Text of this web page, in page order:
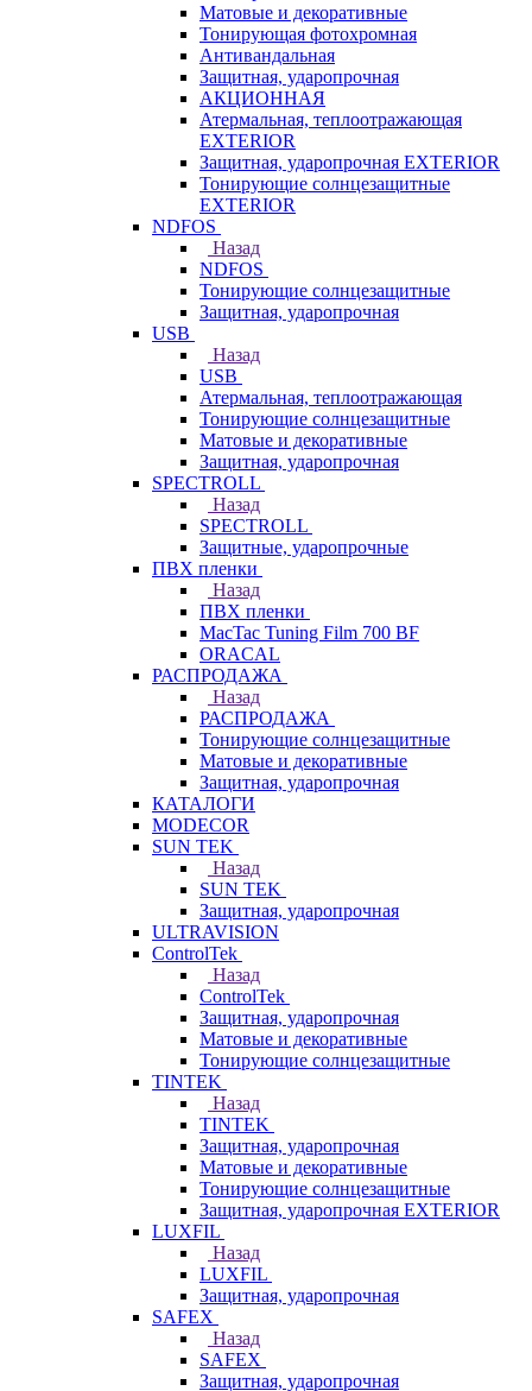
Матовые и декоративные
Тонирующая фотохромная
Антивандальная
Защитная, ударопрочная
АКЦИОННАЯ
Атермальная, теплоотражающая
EXTERIOR
Защитная, ударопрочная EXTERIOR
Тонирующие солнцезащитные
EXTERIOR
NDFOS
Назад
NDFOS
Тонирующие солнцезащитные
Защитная, ударопрочная
USB
Назад
USB
Атермальная, теплоотражающая
Тонирующие солнцезащитные
Матовые и декоративные
Защитная, ударопрочная
SPECTROLL
Назад
SPECTROLL
Защитные, ударопрочные
ПВХ пленки
Назад
ПВХ пленки
MacTac Tuning Film 700 BF
ORACAL
РАСПРОДАЖА
Назад
РАСПРОДАЖА
Тонирующие солнцезащитные
Матовые и декоративные
Защитная, ударопрочная
КАТАЛОГИ
MODECOR
SUN TEK
Назад
SUN TEK
Защитная, ударопрочная
ULTRAVISION
ControlTek
Назад
ControlTek
Защитная, ударопрочная
Матовые и декоративные
Тонирующие солнцезащитные
TINTEK
Назад
TINTEK
Защитная, ударопрочная
Матовые и декоративные
Тонирующие солнцезащитные
Защитная, ударопрочная EXTERIOR
LUXFIL
Назад
LUXFIL
Защитная, ударопрочная
SAFEX
Назад
SAFEX
Защитная, ударопрочная